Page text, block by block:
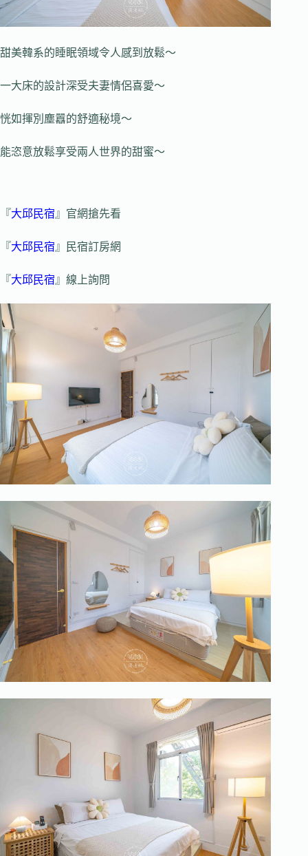
甜美韓系的睡眠領域令人感到放鬆～
一大床的設計深受夫妻情侶喜愛～
恍如揮別塵囂的舒適秘境～
能恣意放鬆享受兩人世界的甜蜜～
『大邱民宿 』官網搶先看
『大邱民宿 』民宿訂房網
『大邱民宿 』線上詢問